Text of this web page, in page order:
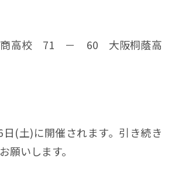
商高校 71 － 60 大阪桐蔭高
(土)に開催されます。引き続き
願いします。